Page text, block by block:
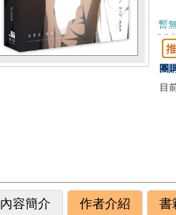
暫
團
目
內容簡介 作者介紹 書